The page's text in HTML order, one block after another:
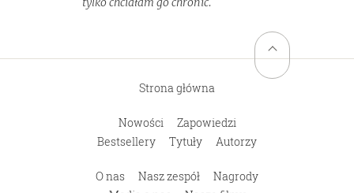
Strona główna
Nowości
Zapowiedzi
Bestsellery
Tytuły Autorzy
O nas Nasz zespół
Nagrody